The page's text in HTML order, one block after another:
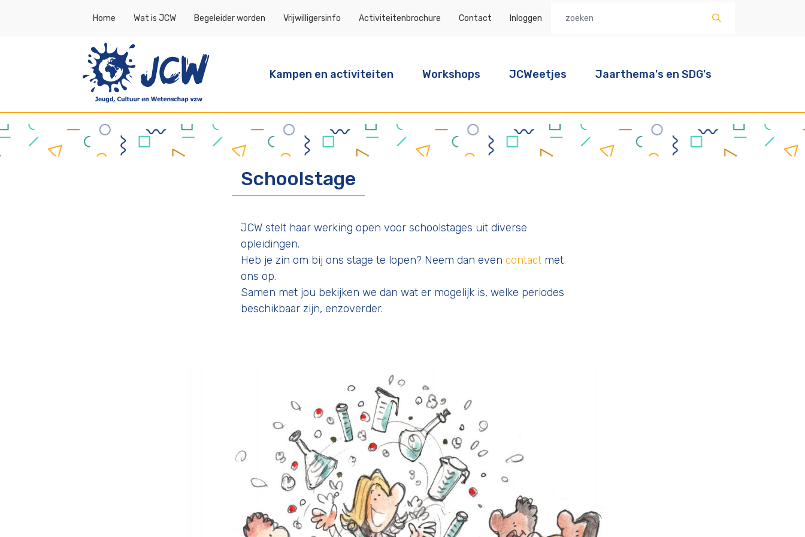
en
gaan
Topmenu
Home Wat is JCW Begeleider worden Vrijwilligersinfo Activiteitenbrochure Contact Inloggen
Hoofdnavigatie
Kampen en activiteiten Workshops JCWeetjes Jaarthema's en SDG's
Schoolstage
JCW stelt haar werking open voor schoolstages uit diverse
opleidingen.
Heb je zin om bij ons stage te lopen? Neem dan even contact met
ons op.
Samen met jou bekijken we dan wat er mogelijk is, welke periodes
beschikbaar zijn, enzoverder.